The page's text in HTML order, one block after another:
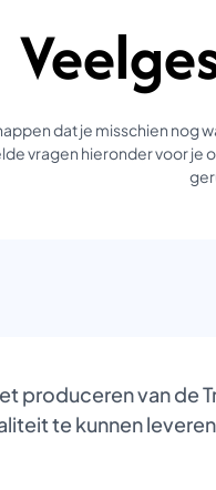
dat je misschien nog
vragen hieronder voor je
produceren van de
te kunnen